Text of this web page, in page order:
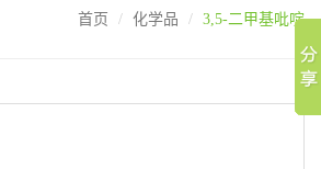
首页 化学品 3,5-二甲基吡啶